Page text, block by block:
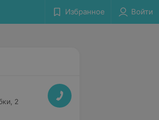
Избранное Войти
2